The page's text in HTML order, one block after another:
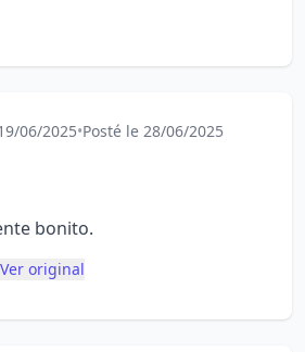
06/2025•Posté le 28/06/2025
bonito.
original